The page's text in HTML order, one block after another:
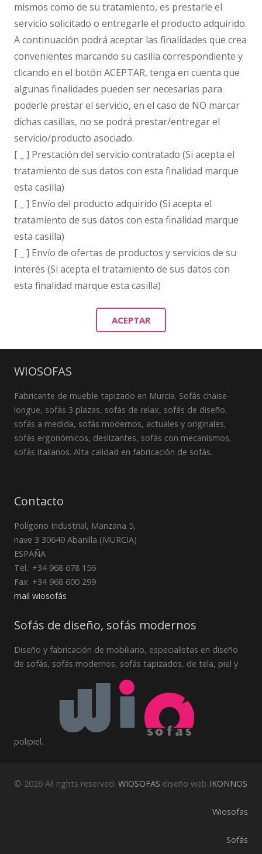
mismos como de su tratamiento, es prestarle el
servicio solicitado o entregarle el producto adquirido.
A continuación podrá aceptar las finalidades que crea
convenientes marcando su casilla correspondiente y
clicando en el botón ACEPTAR, tenga en cuenta que
algunas finalidades pueden ser necesarias para
poderle prestar el servicio, en el caso de NO marcar
dichas casillas, no se podrá prestar/entregar el
servicio/producto asociado.
[ _ ] Prestación del servicio contratado (Si acepta el
tratamiento de sus datos con esta finalidad marque
esta casilla)
[ _ ] Envío del producto adquirido (Si acepta el
tratamiento de sus datos con esta finalidad marque
esta casilla)
[ _ ] Envío de ofertas de productos y servicios de su
interés (Si acepta el tratamiento de sus datos con
esta finalidad marque esta casilla)
ACEPTAR
WIOSOFAS
Fabricante de mueble tapizado en Murcia. Sofás chaise-
longue, sofás 3 plazas, sofás de relax, sofás de diseño,
sofás a medida, sofás modernos, actuales y originales,
sofás ergonómicos, deslizantes, sofás con mecanismos,
sofás italianos. Alta calidad en fabricación de sofás.
Contacto
Polígono Industrial, Manzana 5,
nave 3 30640 Abanilla (MURCIA)
ESPAÑA
Tel.: +34 968 678 156
Fax: +34 968 600 299
mail wiosofás
Sofás de diseño, sofás modernos
Diseño y fabricación de mobiliario, especialistas en diseño
de sofás, sofás modernos, sofás tapizados, de tela, piel y
polipiel.
© 2026 All rights reserved. WIOSOFAS diseño web IKONNOS
Wiosofas
Sofás